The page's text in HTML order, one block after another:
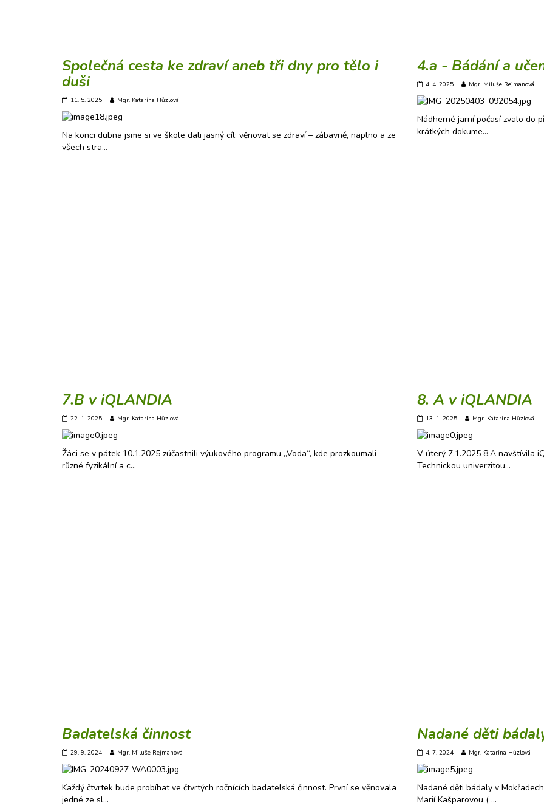
Společná cesta ke zdraví aneb tři dny pro tělo i
duši
11. 5. 2025 Mgr. Katarína Hůzlová
Na konci dubna jsme si ve škole dali jasný cíl: věnovat se zdraví – zábavně, naplno a ze
všech stra…
4.a - Bádání a
4. 4. 2025 Mgr. Miluše Rejmanová
Nádherné jarní počasí zvalo do
krátkých dokume…
7.B v iQLANDIA
22. 1. 2025 Mgr. Katarína Hůzlová
Žáci se v pátek 10.1.2025 zúčastnili výukového programu „Voda“, kde prozkoumali
různé fyzikální a c…
8. A v iQLANDIA
13. 1. 2025 Mgr. Katarína Hůzlová
V úterý 7.1.2025 8.A navštívila
Technickou univerzitou…
Badatelská činnost
29. 9. 2024 Mgr. Miluše Rejmanová
Každý čtvrtek bude probíhat ve čtvrtých ročnících badatelská činnost. První se věnovala
jedné ze sl…
Nadané děti
4. 7. 2024 Mgr. Katarína Hůzlová
Nadané děti bádaly v
Marií Kašparovou ( …